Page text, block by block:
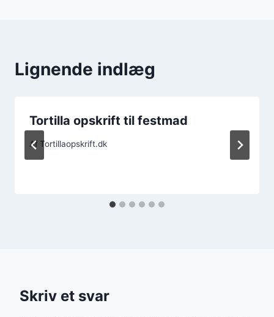
Lignende indlæg
Tortilla opskrift til festmad
Af Tortillaopskrift.dk
Skriv et svar